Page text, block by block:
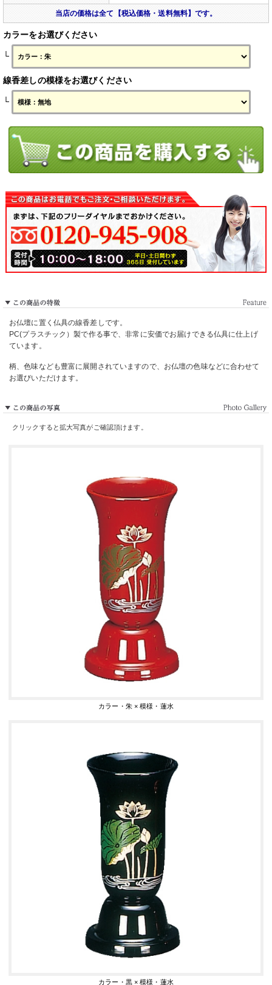
当店の価格は全て【税込価格・送料無料】です。
カラーをお選びください
└
線香差しの模様をお選びください
└
お仏壇に置く仏具の線香差しです。
PC(プラスチック）製で作る事で、非常に安価でお届けできる仏具に仕上げ
ています。
柄、色味なども豊富に展開されていますので、お仏壇の色味などに合わせて
お選びいただけます。
クリックすると拡大写真がご確認頂けます。
カラー・朱 × 模様・蓮水
カラー・黒 × 模様・蓮水